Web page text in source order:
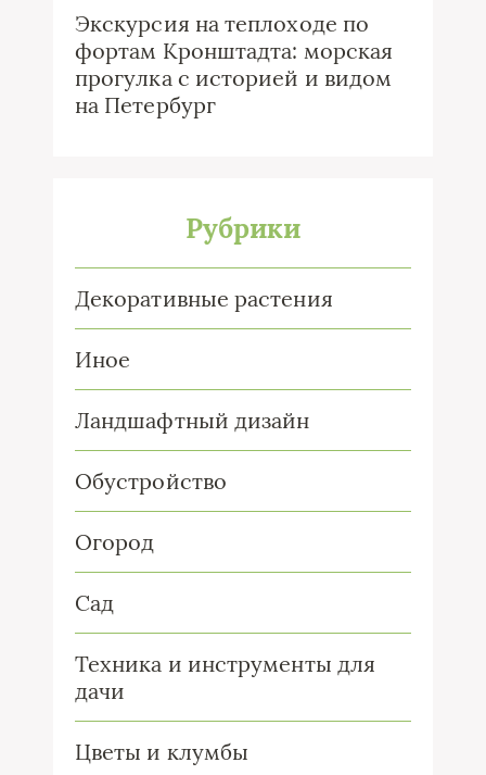
Экскурсия на теплоходе по
фортам Кронштадта: морская
прогулка с историей и видом
на Петербург
Рубрики
Декоративные растения
Иное
Ландшафтный дизайн
Обустройство
Огород
Сад
Техника и инструменты для
дачи
Цветы и клумбы